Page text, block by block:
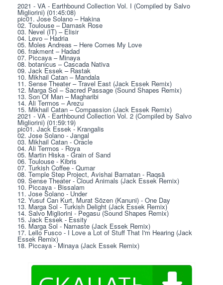
2021 - VA - Earthbound Collection Vol. I (Compiled by Salvo
Migliorini) (01:45:08)
pic01. Jose Solano – Hakina
02. Toulouse – Damask Rose
03. Nevel (IT) – Elisir
04. Levo – Hadria
05. Moles Andreas – Here Comes My Love
06. frakment – Hadad
07. Piccaya – Minaya
08. botanicus – Cascada Nativa
09. Jack Essek – Rastak
10. Mikhail Catan – Mandala
11. Sense Theater – Travel East (Jack Essek Remix)
12. Marga Sol – Sacred Passage (Sound Shapes Remix)
13. Son Of Man – Magharibi
14. Ali Termos – Arezu
15. Mikhail Catan – Compassion (Jack Essek Remix)
2021 - VA - Earthbound Collection Vol. 2 (Compiled by Salvo
Migliorini) (01:59:19)
pic01. Jack Essek - Krangalis
02. Jose Solano - Jangal
03. Mikhail Catan - Oracle
04. Ali Termos - Roya
05. Martin Hiska - Grain of Sand
06. Toulouse - Kibris
07. Turkish Coffee - Qumar
08. Temple Step Project, Avishai Barnatan - Raqsā
09. Sense Theater - Cloud Animals (Jack Essek Remix)
10. Piccaya - Bissalam
11. Jose Solano - Under
12. Yusuf Can Kurt, Murat Sözen (Kanuni) - One Day
13. Marga Sol - Turkish Delight (Jack Essek Remix)
14. Salvo Migliorini - Pegasu (Sound Shapes Remix)
15. Jack Essek - Essity
16. Marga Sol - Namaste (Jack Essek Remix)
17. Lello Fusco - I Love a Lot of Stuff That I'm Hearing (Jack
Essek Remix)
18. Piccaya - Minaya (Jack Essek Remix)